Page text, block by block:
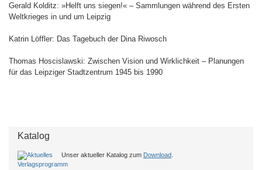
Gerald Kolditz: »Helft uns siegen!« – Sammlungen während des Ersten
Weltkrieges in und um Leipzig
Katrin Löffler: Das Tagebuch der Dina Riwosch
Thomas Hoscislawski: Zwischen Vision und Wirklichkeit – Planungen
für das Leipziger Stadtzentrum 1945 bis 1990
Katalog
Unser aktueller Katalog zum Download